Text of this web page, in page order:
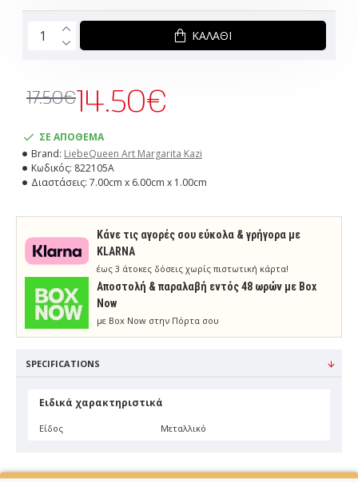
ΣΕ ΑΠΟΘΕΜΑ
Brand: LiebeQueen Art Margarita Kazi
Κωδικός: 822105A
Διαστάσεις: 7.00cm x 6.00cm x 1.00cm
14.50€
17.50€
ΚΑΛΆΘΙ
Κάνε τις αγορές σου εύκολα & γρήγορα με
KLARNA
έως 3 άτοκες δόσεις χωρίς πιστωτική κάρτα!
Aποστολή & παραλαβή εντός 48 ωρών με Box
Now
με Box Now στην Πόρτα σου
SPECIFICATIONS
Ειδικά χαρακτηριστικά
Είδος Μεταλλικό